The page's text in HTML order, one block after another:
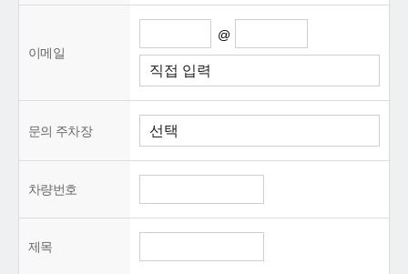
이메일
@
문의 주차장
차량번호
제목